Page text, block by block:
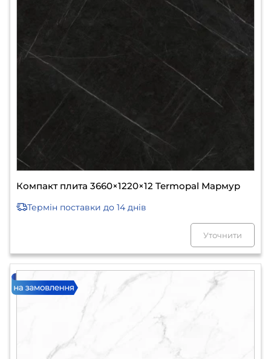
Компакт плита 3660×1220×12 Termopal Мармур
Термін поставки до 14 днів
Уточнити